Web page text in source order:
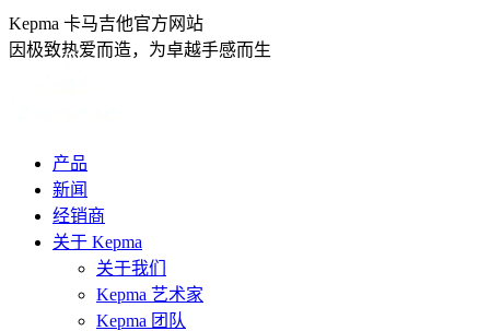
跳
转
Kepma 卡马吉他官方网站
因极致热爱而造，为卓越手感而生
产品
新闻
经销商
关于 Kepma
关于我们
Kepma 艺术家
Kepma 团队